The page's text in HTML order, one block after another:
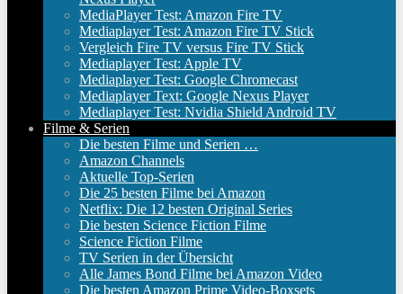
MediaPlayer Test: Amazon Fire TV
Mediaplayer Test: Amazon Fire TV Stick
Vergleich Fire TV versus Fire TV Stick
Mediaplayer Test: Apple TV
Mediaplayer Test: Google Chromecast
Mediaplayer Text: Google Nexus Player
Mediaplayer Test: Nvidia Shield Android TV
Filme & Serien
Die besten Filme und Serien …
Amazon Channels
Aktuelle Top-Serien
Die 25 besten Filme bei Amazon
Netflix: Die 12 besten Original Series
Die besten Science Fiction Filme
Science Fiction Filme
TV Serien in der Übersicht
Alle James Bond Filme bei Amazon Video
Die besten Amazon Prime Video-Boxsets